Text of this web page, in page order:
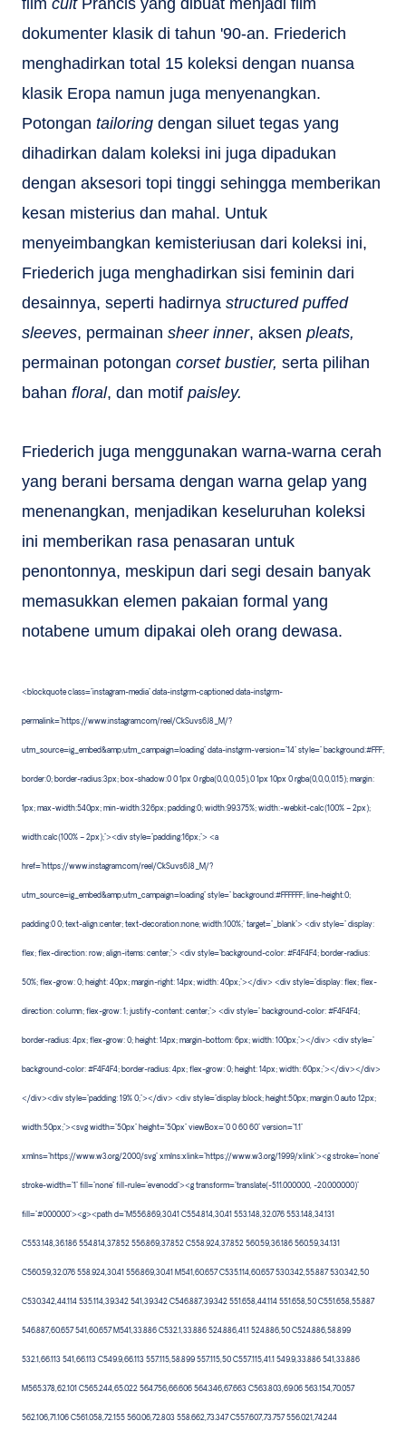
film cultPrancis yang dibuat menjadi film
dokumenter klasik di tahun '90-an. Friederich
menghadirkan total 15 koleksi dengan nuansa
klasik Eropa namun juga menyenangkan.
Potongan tailoring dengan siluet tegas yang
dihadirkan dalam koleksi ini juga dipadukan
dengan aksesori topi tinggi sehingga memberikan
kesan misterius dan mahal. Untuk
menyeimbangkan kemisteriusan dari koleksi ini,
Friederich juga menghadirkan sisi feminin dari
desainnya, seperti hadirnya structured puffed
sleeves, permainan sheer inner, aksen pleats,
permainan potongan corset bustier, serta pilihan
bahan floral, dan motif paisley.
Friederich juga menggunakan warna-warna cerah
yang berani bersama dengan warna gelap yang
menenangkan, menjadikan keseluruhan koleksi
ini memberikan rasa penasaran untuk
penontonnya, meskipun dari segi desain banyak
memasukkan elemen pakaian formal yang
notabene umum dipakai oleh orang dewasa.
<blockquote class="instagram-media" data-instgrm-captioned data-instgrm-
permalink="https://www.instagram.com/reel/CkSuvs6J8_M/?
utm_source=ig_embed&amp;utm_campaign=loading" data-instgrm-version="14" style=" background:#FFF;
border:0; border-radius:3px; box-shadow:0 0 1px 0 rgba(0,0,0,0.5),0 1px 10px 0 rgba(0,0,0,0.15); margin:
1px; max-width:540px; min-width:326px; padding:0; width:99.375%; width:-webkit-calc(100% – 2px);
width:calc(100% – 2px);"><div style="padding:16px;"> <a
href="https://www.instagram.com/reel/CkSuvs6J8_M/?
utm_source=ig_embed&amp;utm_campaign=loading" style=" background:#FFFFFF; line-height:0;
padding:0 0; text-align:center; text-decoration:none; width:100%;" target="_blank"> <div style=" display:
flex; flex-direction: row; align-items: center;"> <div style="background-color: #F4F4F4; border-radius:
50%; flex-grow: 0; height: 40px; margin-right: 14px; width: 40px;"></div> <div style="display: flex; flex-
direction: column; flex-grow: 1; justify-content: center;"> <div style=" background-color: #F4F4F4;
border-radius: 4px; flex-grow: 0; height: 14px; margin-bottom: 6px; width: 100px;"></div> <div style="
background-color: #F4F4F4; border-radius: 4px; flex-grow: 0; height: 14px; width: 60px;"></div></div>
</div><div style="padding: 19% 0;"></div> <div style="display:block; height:50px; margin:0 auto 12px;
width:50px;"><svg width="50px" height="50px" viewBox="0 0 60 60" version="1.1"
xmlns="https://www.w3.org/2000/svg" xmlns:xlink="https://www.w3.org/1999/xlink"><g stroke="none"
stroke-width="1" fill="none" fill-rule="evenodd"><g transform="translate(-511.000000, -20.000000)"
fill="#000000"><g><path d="M556.869,30.41 C554.814,30.41 553.148,32.076 553.148,34.131
C553.148,36.186 554.814,37.852 556.869,37.852 C558.924,37.852 560.59,36.186 560.59,34.131
C560.59,32.076 558.924,30.41 556.869,30.41 M541,60.657 C535.114,60.657 530.342,55.887 530.342,50
C530.342,44.114 535.114,39.342 541,39.342 C546.887,39.342 551.658,44.114 551.658,50 C551.658,55.887
546.887,60.657 541,60.657 M541,33.886 C532.1,33.886 524.886,41.1 524.886,50 C524.886,58.899
532.1,66.113 541,66.113 C549.9,66.113 557.115,58.899 557.115,50 C557.115,41.1 549.9,33.886 541,33.886
M565.378,62.101 C565.244,65.022 564.756,66.606 564.346,67.663 C563.803,69.06 563.154,70.057
562.106,71.106 C561.058,72.155 560.06,72.803 558.662,73.347 C557.607,73.757 556.021,74.244